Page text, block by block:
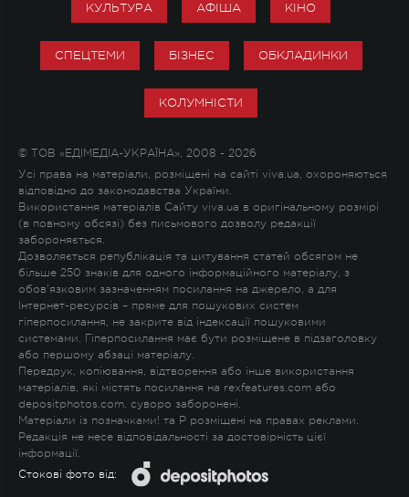
КУЛЬТУРА АФІША КІНО
СПЕЦТЕМИ БІЗНЕС ОБКЛАДИНКИ
КОЛУМНІСТИ
© ТОВ «ЕДІМЕДІА-УКРАЇНА», 2008 - 2026
Усі права на матеріали, розміщені на сайті viva.ua, охороняються
відповідно до законодавства України.
Використання матеріалів Сайту viva.ua в оригінальному розмірі
(в повному обсязі) без письмового дозволу редакції
забороняється.
Дозволяється републікація та цитування статей обсягом не
більше 250 знаків для одного інформаційного матеріалу, з
обов'язковим зазначенням посилання на джерело, а для
Інтернет-ресурсів – пряме для пошукових систем
гіперпосилання, не закрите від індексації пошуковими
системами. Гіперпосилання має бути розміщене в підзаголовку
або першому абзаці матеріалу.
Передрук, копіювання, відтворення або інше використання
матеріалів, які містять посилання на rexfeatures.com або
depositphotos.com, суворо заборонені.
Матеріали із позначками! та P розміщені на правах реклами.
Редакція не несе відповідальності за достовірність цієї
інформації.
Стокові фото від: